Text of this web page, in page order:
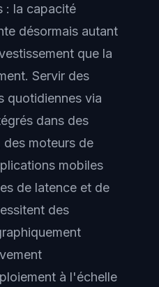
: la capacité
désormais autant
que la
Servir des
quotidiennes via
dans des
des moteurs de
mobiles
de latence et de
des
à l'échelle